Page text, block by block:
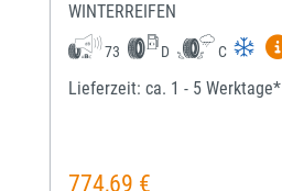
WINTERREIFEN
73 D C
Lieferzeit: ca. 1 - 5 Werktage*
Regulärer Preis:
774,69 €